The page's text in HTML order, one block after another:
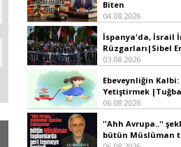
Biten
04.08.2026
İspanya'da, İsrail
Rüzgarları|Sibel
03.08.2026
Ebeveynliğin
Yetiştirmek |Tuğba
06.08.2026
''Ahh Avrupa..''
bütün Müslüman